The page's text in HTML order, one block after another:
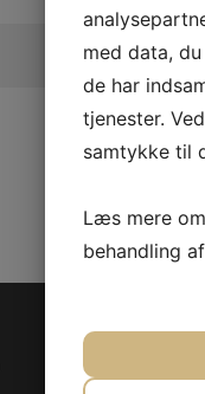
Følg os
med data,
de har
tjenester.
samtykke til
Læs mere
behandling